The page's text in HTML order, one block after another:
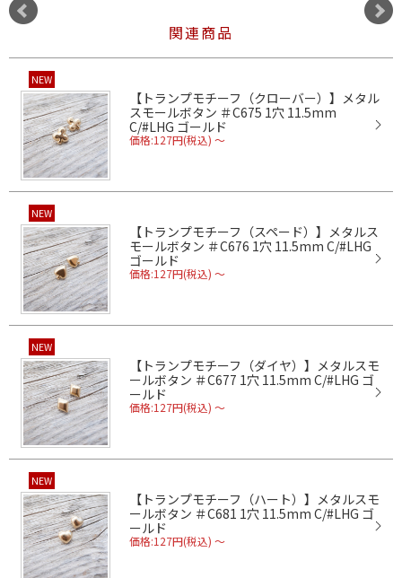
関連商品
NEW
【トランプモチーフ（クローバー）】メタル
スモールボタン ＃C675 1穴 11.5mm
C/#LHG ゴールド
価格:127円(税込) ～
NEW
【トランプモチーフ（スペード）】メタルス
モールボタン ＃C676 1穴 11.5mm C/#LHG
ゴールド
価格:127円(税込) ～
NEW
【トランプモチーフ（ダイヤ）】メタルスモ
ールボタン ＃C677 1穴 11.5mm C/#LHG ゴ
ールド
価格:127円(税込) ～
NEW
【トランプモチーフ（ハート）】メタルスモ
ールボタン ＃C681 1穴 11.5mm C/#LHG ゴ
ールド
価格:127円(税込) ～